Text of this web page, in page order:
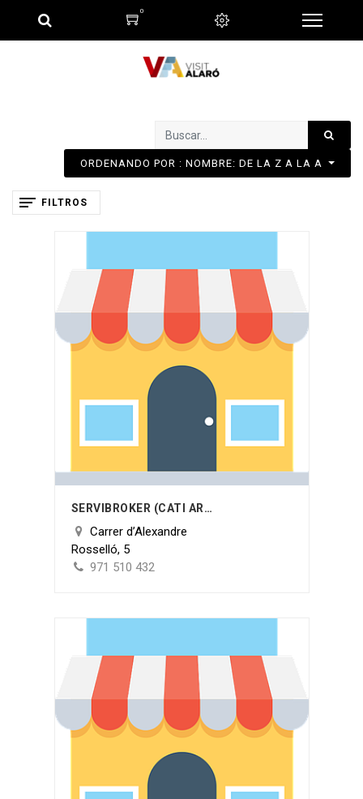
0
ORDENANDO POR : NOMBRE: DE LA Z A LA A
FILTROS
SERVIBROKER (CATI ARROM)
Carrer d’Alexandre
Rosselló, 5
971 510 432